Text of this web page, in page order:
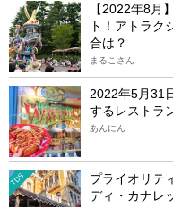
【2022年8月
ト！アトラク
合は？
まるこさん
2022年5月31
するレストラ
あんにん
TDS
プライオリテ
ディ・カナレ